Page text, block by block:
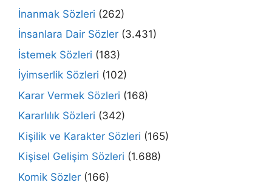
İnanmak Sözleri (262)
İnsanlara Dair Sözler (3.431)
İstemek Sözleri (183)
İyimserlik Sözleri (102)
Karar Vermek Sözleri (168)
Kararlılık Sözleri (342)
Kişilik ve Karakter Sözleri (165)
Kişisel Gelişim Sözleri (1.688)
Komik Sözler (166)